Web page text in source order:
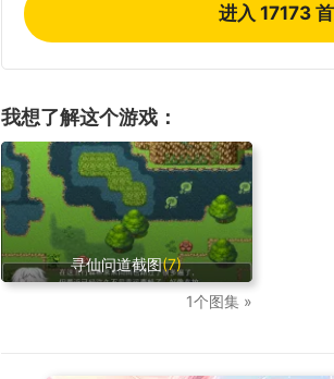
进入 17173
我想了解这个游戏：
寻仙问道截图(7)
1个图集 »